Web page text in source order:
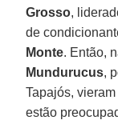
Grosso,
de
Monte. Então,
Mundurucus,
Tapajós,
estão